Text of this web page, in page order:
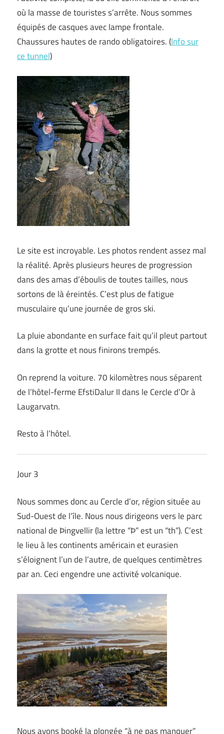
où la masse de touristes s’arrête. Nous sommes
équipés de casques avec lampe frontale.
Chaussures hautes de rando obligatoires. (Info sur
ce tunnel)
Le site est incroyable. Les photos rendent assez mal
la réalité. Après plusieurs heures de progression
dans des amas d’éboulis de toutes tailles, nous
sortons de là éreintés. C’est plus de fatigue
musculaire qu’une journée de gros ski.
La pluie abondante en surface fait qu’il pleut partout
dans la grotte et nous finirons trempés.
On reprend la voiture. 70 kilomètres nous séparent
de l’hôtel-ferme EfstiDalur II dans le Cercle d’Or à
Laugarvatn.
Resto à l’hôtel.
Jour 3
Nous sommes donc au Cercle d’or, région située au
Sud-Ouest de l’île. Nous nous dirigeons vers le parc
national de Þingvellir (la lettre “Þ” est un “th”). C’est
le lieu à les continents américain et eurasien
s’éloignent l’un de l’autre, de quelques centimètres
par an. Ceci engendre une activité volcanique.
Nous avons booké la plongée “à ne pas manquer”